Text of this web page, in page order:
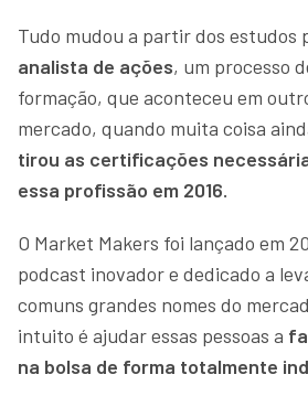
Tudo mudou a partir dos estudos
analista de ações, um processo
formação, que aconteceu em
mercado, quando muita coisa
tirou as certificações
essa profissão em 2016.
O Market Makers foi lançado em
podcast inovador e dedicado a
comuns grandes nomes do
intuito é ajudar essas pessoas a
na bolsa de forma totalmente